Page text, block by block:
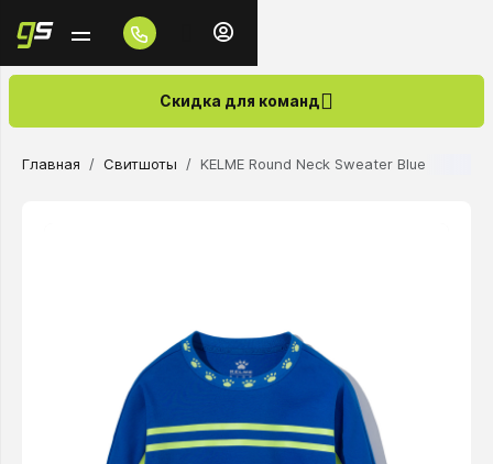
Скидка для команд
Главная Свитшоты KELME Round Neck Sweater Blue